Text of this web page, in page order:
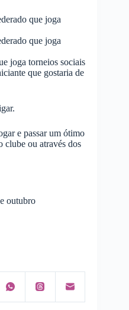
que joga
que joga
joga torneios sociais
que gostaria de
e passar um ótimo
clube ou através dos
outubro